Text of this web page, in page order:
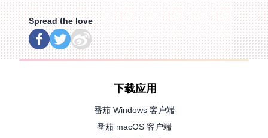
Spread the love
下载应用
番茄 Windows 客户端
番茄 macOS 客户端